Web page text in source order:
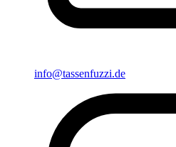
info@tassenfuzzi.de